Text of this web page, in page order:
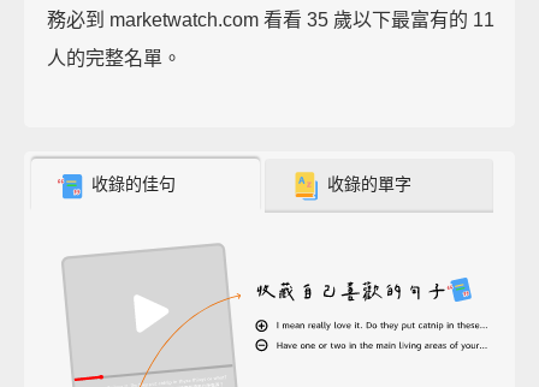
務必到 marketwatch.com 看看 35 歲以下最富有的 11
人的完整名單。
收錄的佳句 收錄的單字